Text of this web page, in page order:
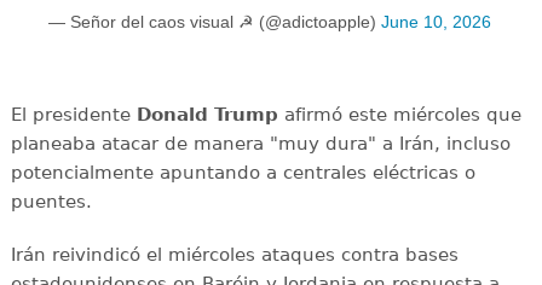
— Señor del caos visual ☭ (@adictoapple) June 10, 2026
El presidente Donald Trump afirmó este miércoles que
planeaba atacar de manera "muy dura" a Irán, incluso
potencialmente apuntando a centrales eléctricas o
puentes.
Irán reivindicó el miércoles ataques contra bases